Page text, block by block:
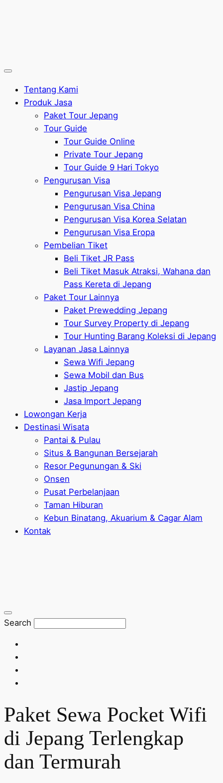
Tentang Kami
Produk Jasa
Paket Tour Jepang
Tour Guide
Tour Guide Online
Private Tour Jepang
Tour Guide 9 Hari Tokyo
Pengurusan Visa
Pengurusan Visa Jepang
Pengurusan Visa China
Pengurusan Visa Korea Selatan
Pengurusan Visa Eropa
Pembelian Tiket
Beli Tiket JR Pass
Beli Tiket Masuk Atraksi, Wahana dan
Pass Kereta di Jepang
Paket Tour Lainnya
Paket Prewedding Jepang
Tour Survey Property di Jepang
Tour Hunting Barang Koleksi di Jepang
Layanan Jasa Lainnya
Sewa Wifi Jepang
Sewa Mobil dan Bus
Jastip Jepang
Jasa Import Jepang
Lowongan Kerja
Destinasi Wisata
Pantai & Pulau
Situs & Bangunan Bersejarah
Resor Pegunungan & Ski
Onsen
Pusat Perbelanjaan
Taman Hiburan
Kebun Binatang, Akuarium & Cagar Alam
Kontak
Search
Paket Sewa Pocket Wifi
di Jepang Terlengkap
dan Termurah